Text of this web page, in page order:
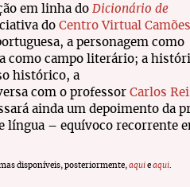
em linha do Dicionário de
do Centro Virtual Camões
a personagem como
como campo literário; a
histórico, a
com o professor Carlos
ainda um depoimento da
língua – equívoco recorrente
disponíveis, posteriormente, aqui e aqui.